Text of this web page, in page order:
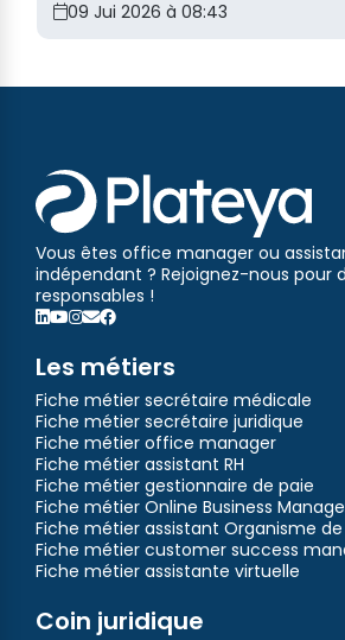
09 Jui 2026 à 08:43
Vous êtes office manager ou
indépendant ? Rejoignez-nous pour
responsables !
Les métiers
Fiche métier secrétaire médicale
Fiche métier secrétaire juridique
Fiche métier office manager
Fiche métier assistant RH
Fiche métier gestionnaire de paie
Fiche métier Online Business
Fiche métier assistant Organisme
Fiche métier customer success
Fiche métier assistante virtuelle
Coin juridique